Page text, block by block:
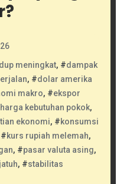
meningkat, #dampak
, #dolar amerika
makro, #ekspor
harga kebutuhan pokok,
ekonomi, #konsumsi
#kurs rupiah melemah,
, #pasar valuta asing,
, #stabilitas